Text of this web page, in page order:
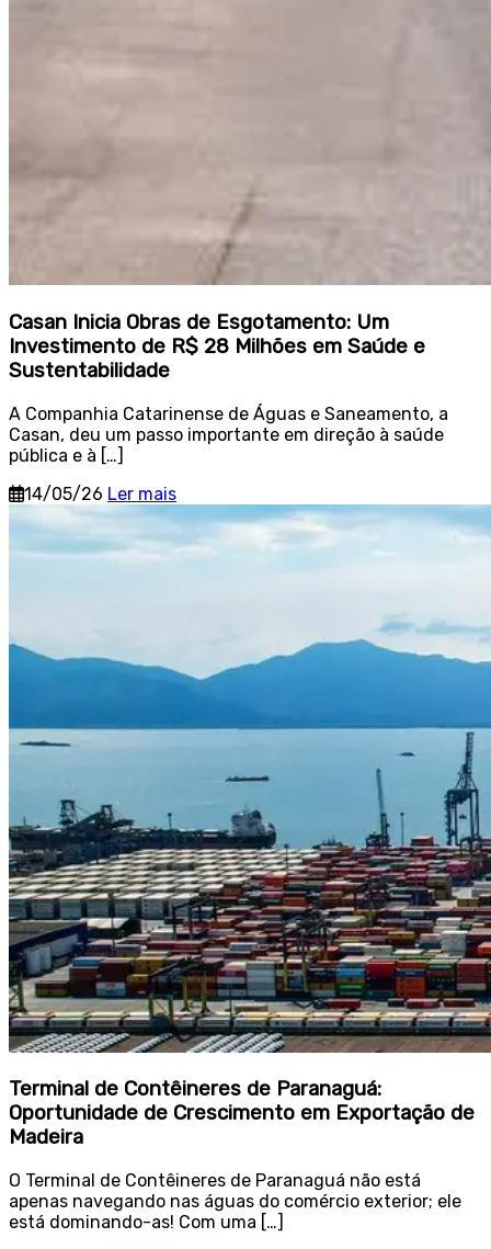
Casan Inicia Obras de Esgotamento: Um
Investimento de R$ 28 Milhões em Saúde e
Sustentabilidade
A Companhia Catarinense de Águas e Saneamento, a
Casan, deu um passo importante em direção à saúde
pública e à […]
14/05/26 Ler mais
Terminal de Contêineres de Paranaguá:
Oportunidade de Crescimento em Exportação de
Madeira
O Terminal de Contêineres de Paranaguá não está
apenas navegando nas águas do comércio exterior; ele
está dominando-as! Com uma […]